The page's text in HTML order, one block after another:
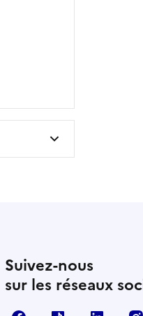
Suivez-nous
sur les réseaux